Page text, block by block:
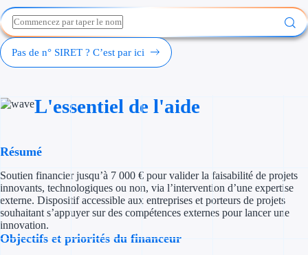
Création
Cession
Subventions
Concours
Pas de n° SIRET ? C’est par ici
L'essentiel de l'aide
Résumé
Soutien financier jusqu’à 7 000 € pour valider la faisabilité de projets
innovants, technologiques ou non, via l’intervention d’une expertise
externe. Dispositif accessible aux entreprises et porteurs de projets
souhaitant s’appuyer sur des compétences externes pour lancer une
innovation.
Objectifs et priorités du financeur